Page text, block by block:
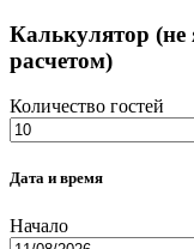
Калькулятор (не
расчетом)
Количество гостей
Дата и время
Начало